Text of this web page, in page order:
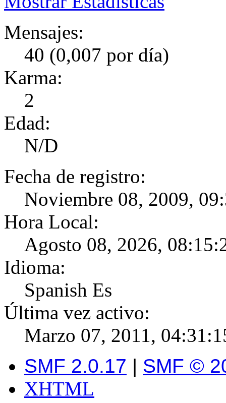
Mensajes:
40 (0,007 por día)
Karma:
2
Edad:
N/D
Fecha de registro:
Noviembre 08, 2009,
Hora Local:
Agosto 08, 2026,
Idioma:
Spanish Es
Última vez activo:
Marzo 07, 2011,
SMF 2.0.17 | SMF ©
XHTML